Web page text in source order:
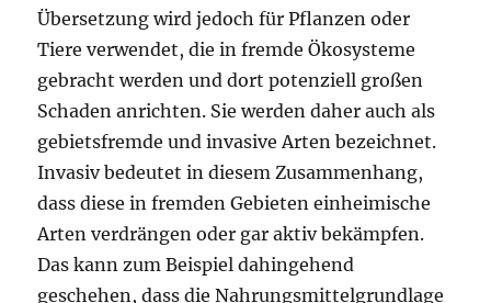
Übersetzung wird jedoch für Pflanzen oder
Tiere verwendet, die in fremde Ökosysteme
gebracht werden und dort potenziell großen
Schaden anrichten. Sie werden daher auch als
gebietsfremde und invasive Arten bezeichnet.
Invasiv bedeutet in diesem Zusammenhang,
dass diese in fremden Gebieten einheimische
Arten verdrängen oder gar aktiv bekämpfen.
Das kann zum Beispiel dahingehend
geschehen, dass die Nahrungsmittelgrundlage